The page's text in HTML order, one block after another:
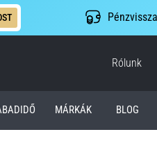
Rólunk
MÁRKÁK BLOG